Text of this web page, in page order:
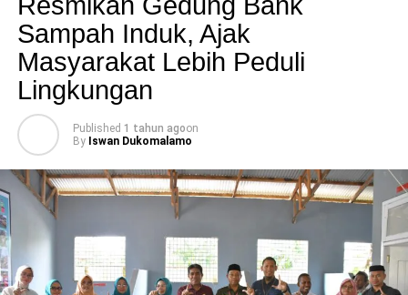
Sampah Induk, Ajak
Masyarakat Lebih Peduli
Lingkungan
Published 1 tahun agoon
By Iswan Dukomalamo